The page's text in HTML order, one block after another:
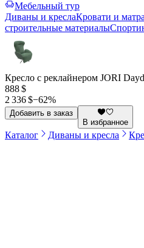
Мебельный тур
Диваны и креслаКровати и
строительные материалы
Кресло с реклайнером JORI
888 $
2 336 $−62%
Добавить в заказ
В избранное
Каталог Диваны и кресла